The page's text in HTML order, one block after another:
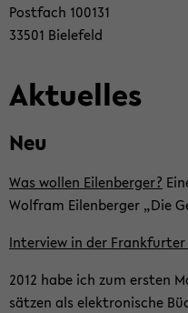
Post­fach 100131
33501 Bie­le­feld
Ak­tu­el­les
Neu
Was wol­len Ei­len­ber­ger?
Wolf­ram Ei­len­ber­ger „Die
In­ter­view in der Frank­fur­ter
2012 habe ich zum ers­ten
sät­zen als elek­tro­ni­sche